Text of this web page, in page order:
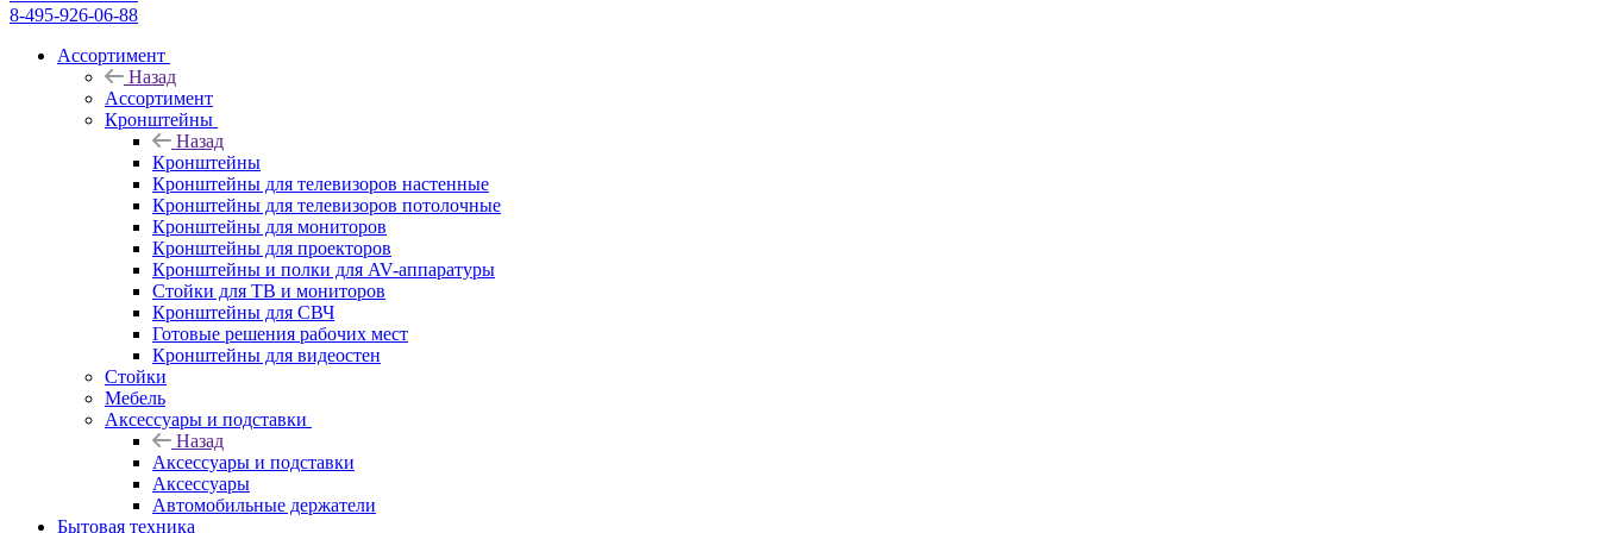
8-495-926-06-88
Ассортимент
Назад
Ассортимент
Кронштейны
Назад
Кронштейны
Кронштейны для телевизоров настенные
Кронштейны для телевизоров потолочные
Кронштейны для мониторов
Кронштейны для проекторов
Кронштейны и полки для AV-аппаратуры
Стойки для ТВ и мониторов
Кронштейны для СВЧ
Готовые решения рабочих мест
Кронштейны для видеостен
Стойки
Мебель
Аксессуары и подставки
Назад
Аксессуары и подставки
Аксессуары
Автомобильные держатели
Бытовая техника